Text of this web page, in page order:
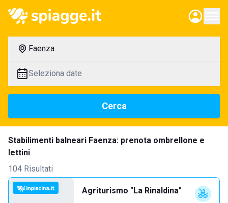
Faenza
Seleziona date
Cerca
Stabilimenti balneari Faenza: prenota ombrellone e
lettini
104 Risultati
Agriturismo "La Rinaldina"